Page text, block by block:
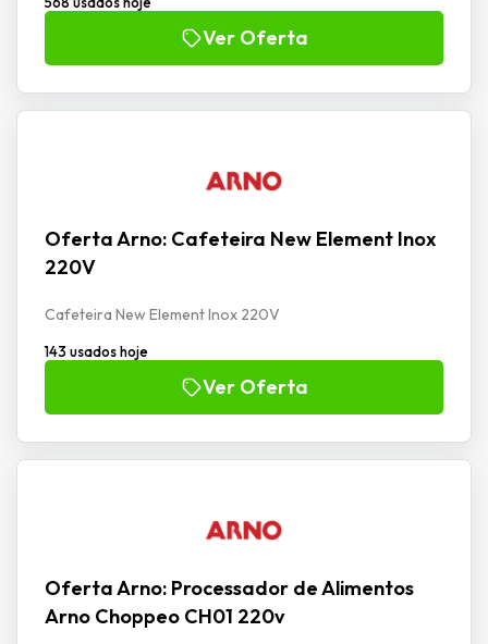
Ver Oferta
Oferta Arno: Cafeteira New Element Inox
220V
Cafeteira New Element Inox 220V
143 usados hoje
Ver Oferta
Oferta Arno: Processador de Alimentos
Arno Choppeo CH01 220v